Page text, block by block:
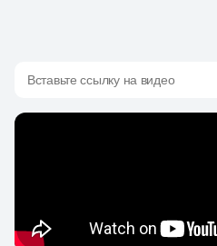
Вставьте ссылку на видео